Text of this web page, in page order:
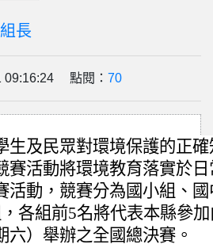
長
09:16:24 點閱： 70
生及民眾對環境保護的正
賽活動將環境教育落實於
活動，競賽分為國小組、
各組前5名將代表本縣參
六）舉辦之全國總決賽。